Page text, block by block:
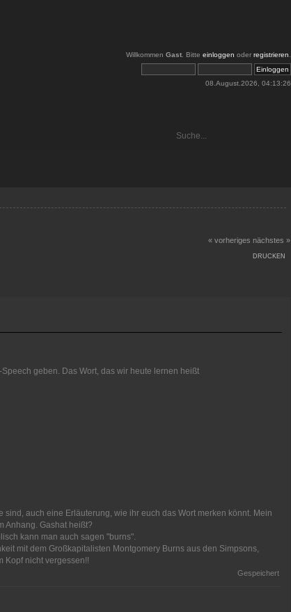
Willkommen Gast . Bitte einloggen oder registrieren
08.August.2026, 04:13:26
« vorheriges nächstes »
DRUCKEN
geben. Das Wort, das wir heute lernen heißt
auch eine Erläuterung, wie ihr euch das Wort merken könnt. Mein
Anhang. Gashat heißt?
kann man auch sagen "burns".
mit dem Großkapitalisten Montgomery Burns aus den Simpsons,
Kopf nicht vergessen!!
Gespeichert